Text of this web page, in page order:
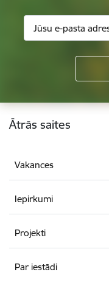
Kājene
Ātrās saites
Vakances
Iepirkumi
Projekti
Par iestādi